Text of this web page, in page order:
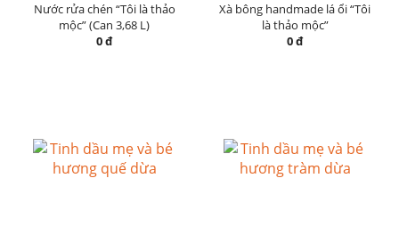
Nước rửa chén “Tôi là thảo
mộc” (Can 3,68 L)
0 đ
Xà bông handmade lá ổi “Tôi
là thảo mộc”
0 đ